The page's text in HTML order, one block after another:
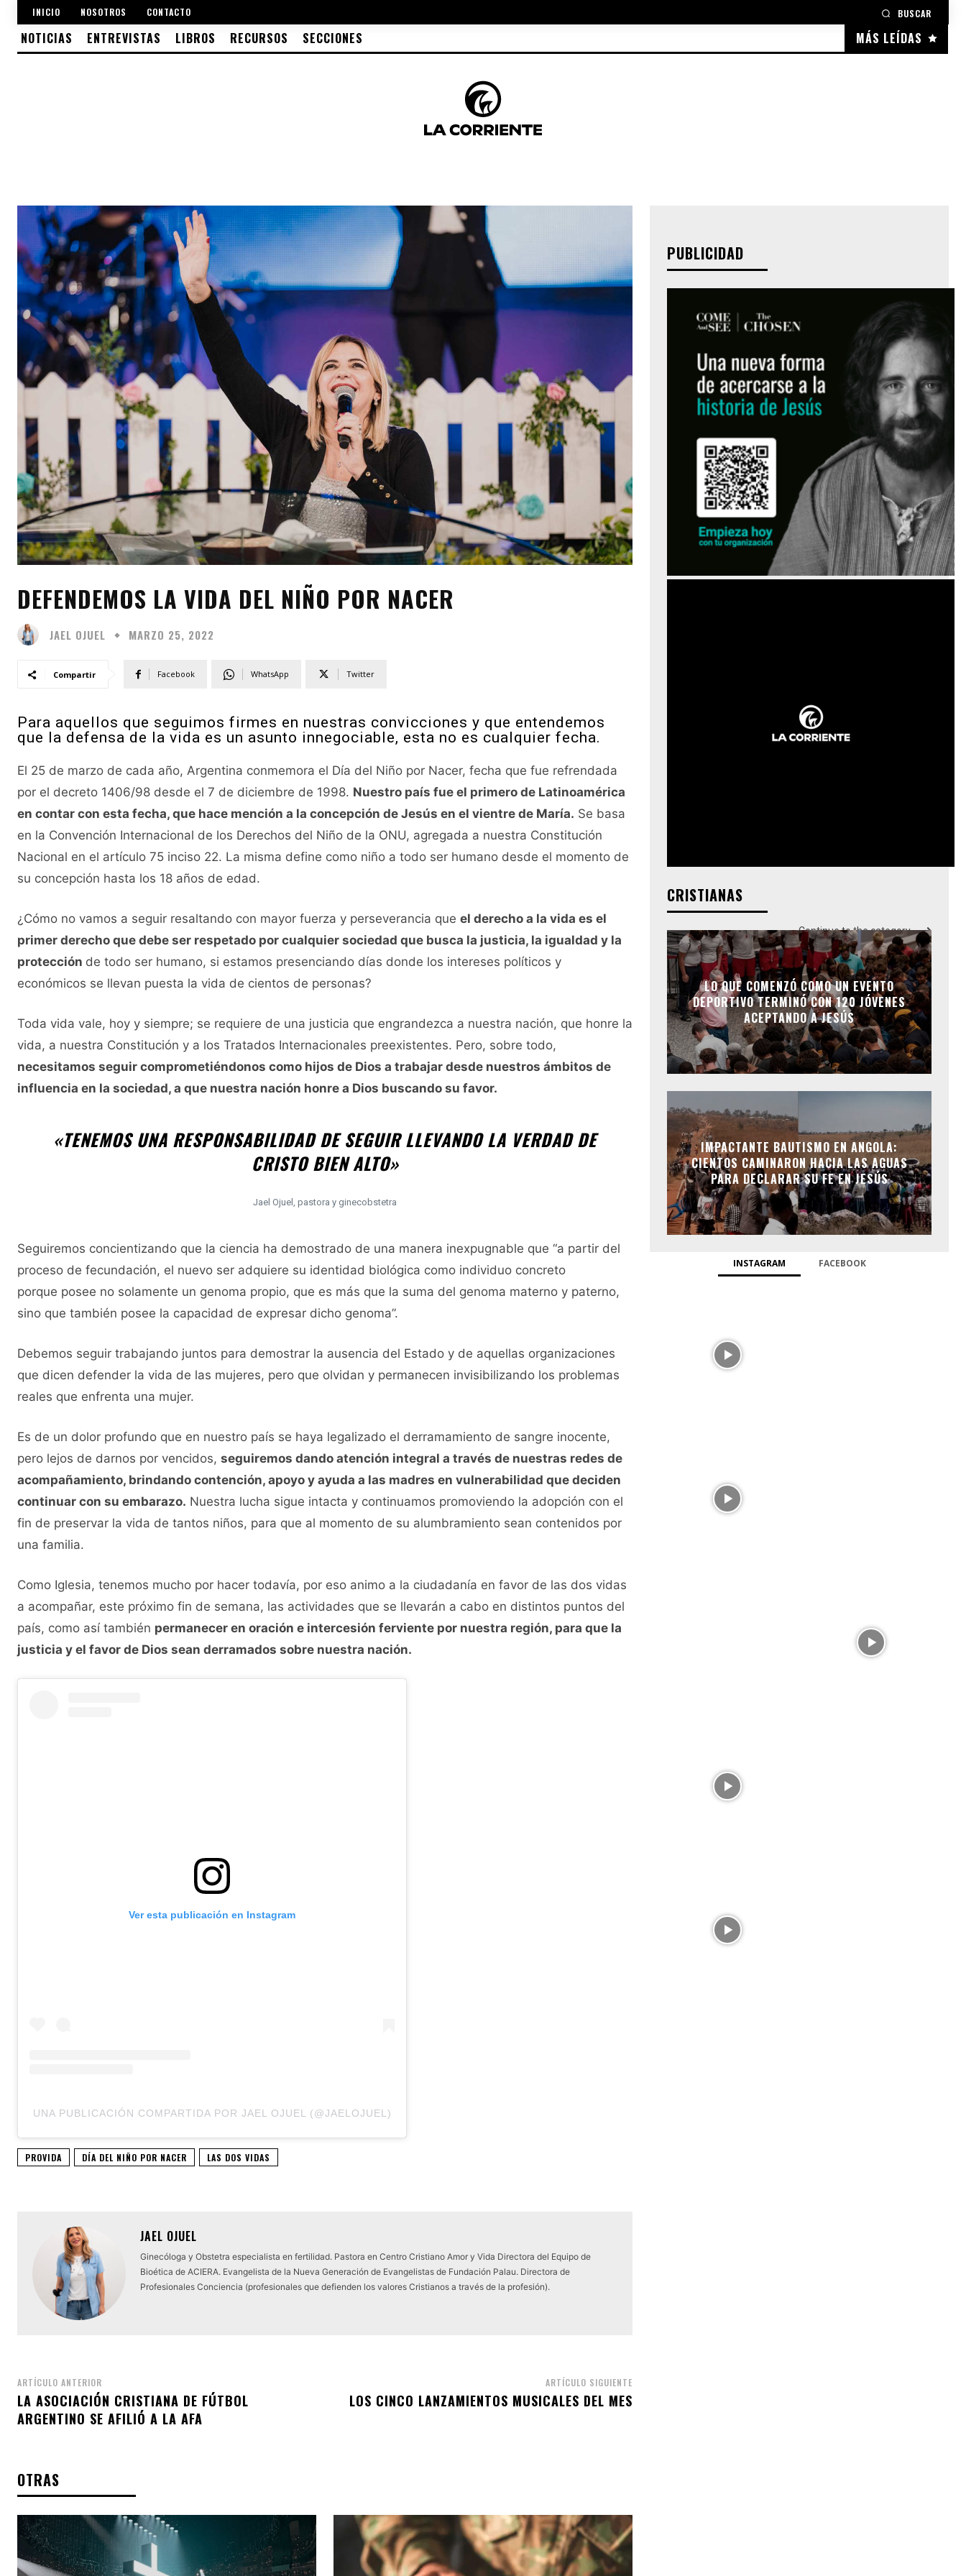
INICIO NOSOTROS CONTACTO BUSCAR
MÁS LEÍDAS
NOTICIAS ENTREVISTAS LIBROS RECURSOS SECCIONES
DEFENDEMOS LA VIDA DEL NIÑO POR NACER
JAEL OJUEL MARZO 25, 2022
Compartir Facebook Twitter
WhatsApp
Para aquellos que seguimos firmes en nuestras convicciones y que entendemos
que la defensa de la vida es un asunto innegociable, esta no es cualquier fecha.
El 25 de marzo de cada año, Argentina conmemora el Día del Niño por Nacer, fecha que fue refrendada
por el decreto 1406/98 desde el 7 de diciembre de 1998. Nuestro país fue el primero de Latinoamérica
en contar con esta fecha, que hace mención a la concepción de Jesús en el vientre de María. Se basa
en la Convención Internacional de los Derechos del Niño de la ONU, agregada a nuestra Constitución
Nacional en el artículo 75 inciso 22. La misma define como niño a todo ser humano desde el momento de
su concepción hasta los 18 años de edad.
¿Cómo no vamos a seguir resaltando con mayor fuerza y perseverancia que el derecho a la vida es el
primer derecho que debe ser respetado por cualquier sociedad que busca la justicia, la igualdad y la
protección de todo ser humano, si estamos presenciando días donde los intereses políticos y
económicos se llevan puesta la vida de cientos de personas?
Toda vida vale, hoy y siempre; se requiere de una justicia que engrandezca a nuestra nación, que honre la
vida, a nuestra Constitución y a los Tratados Internacionales preexistentes. Pero, sobre todo,
necesitamos seguir comprometiéndonos como hijos de Dios a trabajar desde nuestros ámbitos de
influencia en la sociedad, a que nuestra nación honre a Dios buscando su favor.
«TENEMOS UNA RESPONSABILIDAD DE SEGUIR LLEVANDO LA VERDAD DE
CRISTO BIEN ALTO»
Jael Ojuel, pastora y ginecobstetra
Seguiremos concientizando que la ciencia ha demostrado de una manera inexpugnable que “a partir del
proceso de fecundación, el nuevo ser adquiere su identidad biológica como individuo concreto
porque posee no solamente un genoma propio, que es más que la suma del genoma materno y paterno,
sino que también posee la capacidad de expresar dicho genoma”.
Debemos seguir trabajando juntos para demostrar la ausencia del Estado y de aquellas organizaciones
que dicen defender la vida de las mujeres, pero que olvidan y permanecen invisibilizando los problemas
reales que enfrenta una mujer.
Es de un dolor profundo que en nuestro país se haya legalizado el derramamiento de sangre inocente,
pero lejos de darnos por vencidos, seguiremos dando atención integral a través de nuestras redes de
acompañamiento, brindando contención, apoyo y ayuda a las madres en vulnerabilidad que deciden
continuar con su embarazo. Nuestra lucha sigue intacta y continuamos promoviendo la adopción con el
fin de preservar la vida de tantos niños, para que al momento de su alumbramiento sean contenidos por
una familia.
Como Iglesia, tenemos mucho por hacer todavía, por eso animo a la ciudadanía en favor de las dos vidas
a acompañar, este próximo fin de semana, las actividades que se llevarán a cabo en distintos puntos del
país, como así también permanecer en oración e intercesión ferviente por nuestra región, para que la
justicia y el favor de Dios sean derramados sobre nuestra nación.
Ver esta publicación en Instagram
UNA PUBLICACIÓN COMPARTIDA POR JAEL OJUEL (@JAELOJUEL)
PROVIDA DÍA DEL NIÑO POR NACER LAS DOS VIDAS
JAEL OJUEL
Ginecóloga y Obstetra especialista en fertilidad. Pastora en Centro Cristiano Amor y Vida Directora del Equipo de
Bioética de ACIERA. Evangelista de la Nueva Generación de Evangelistas de Fundación Palau. Directora de
Profesionales Conciencia (profesionales que defienden los valores Cristianos a través de la profesión).
ARTÍCULO ANTERIOR
LA ASOCIACIÓN CRISTIANA DE FÚTBOL
ARGENTINO SE AFILIÓ A LA AFA
ARTÍCULO SIGUIENTE
LOS CINCO LANZAMIENTOS MUSICALES DEL MES
OTRAS
PUBLICIDAD
CRISTIANAS
Continue to the category
LO QUE COMENZÓ COMO UN EVENTO
DEPORTIVO TERMINÓ CON 120 JÓVENES
ACEPTANDO A JESÚS
IMPACTANTE BAUTISMO EN ANGOLA:
CIENTOS CAMINARON HACIA LAS AGUAS
PARA DECLARAR SU FE EN JESÚS
INSTAGRAM FACEBOOK